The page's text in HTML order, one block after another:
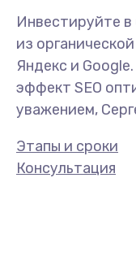
Инвестируйте
из
Яндекс и
эффект SEO
уважением,
Этапы и сроки
Консультация